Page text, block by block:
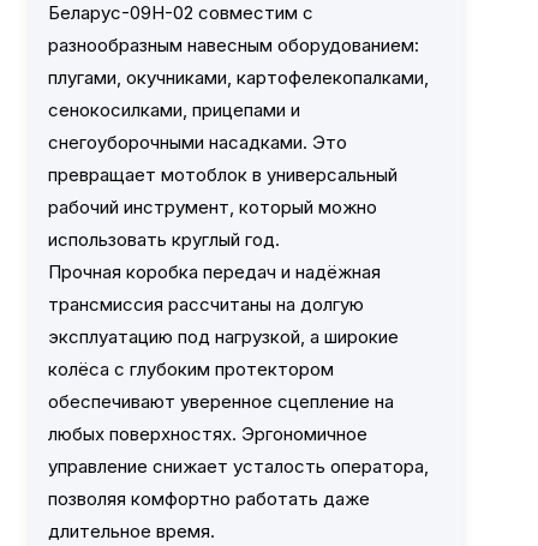
Беларус-09Н-02 совместим с
разнообразным навесным оборудованием:
плугами, окучниками, картофелекопалками,
сенокосилками, прицепами и
снегоуборочными насадками. Это
превращает мотоблок в универсальный
рабочий инструмент, который можно
использовать круглый год.
Прочная коробка передач и надёжная
трансмиссия рассчитаны на долгую
эксплуатацию под нагрузкой, а широкие
колёса с глубоким протектором
обеспечивают уверенное сцепление на
любых поверхностях. Эргономичное
управление снижает усталость оператора,
позволяя комфортно работать даже
длительное время.